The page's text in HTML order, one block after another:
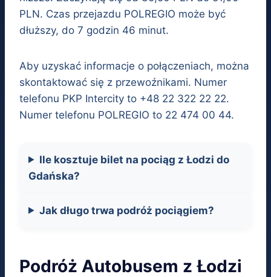
PLN. Czas przejazdu POLREGIO może być
dłuższy, do 7 godzin 46 minut.
Aby uzyskać informacje o połączeniach, można
skontaktować się z przewoźnikami. Numer
telefonu PKP Intercity to +48 22 322 22 22.
Numer telefonu POLREGIO to 22 474 00 44.
Ile kosztuje bilet na pociąg z Łodzi do
Gdańska?
Jak długo trwa podróż pociągiem?
Podróż Autobusem z Łodzi